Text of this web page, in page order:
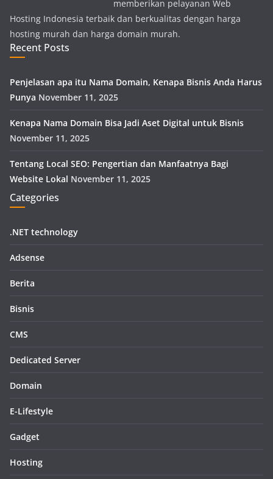
memberikan pelayanan Web
Hosting Indonesia terbaik dan berkualitas dengan harga
hosting murah dan harga domain murah.
Recent Posts
Penjelasan apa itu Nama Domain, Kenapa Bisnis Anda Harus
Punya November 11, 2025
Kenapa Nama Domain Bisa Jadi Aset Digital untuk Bisnis
November 11, 2025
Tentang Local SEO: Pengertian dan Manfaatnya Bagi
Website Lokal November 11, 2025
Categories
.NET technology
Adsense
Berita
Bisnis
CMS
Dedicated Server
Domain
E-Lifestyle
Gadget
Hosting